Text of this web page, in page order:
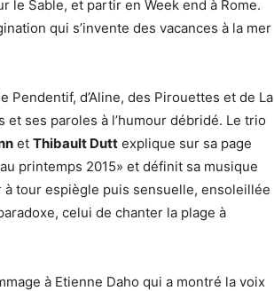
le Sable, et partir en Week end à Rome.
qui s’invente des vacances à la mer
d’Aline, des Pirouettes et de La
ses paroles à l’humour débridé. Le trio
et Thibault Dutt explique sur sa page
printemps 2015» et définit sa musique
tour espiègle puis sensuelle, ensoleillée
celui de chanter la plage à
à Etienne Daho qui a montré la voix